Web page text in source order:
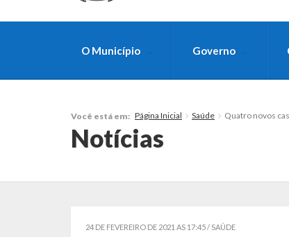
O Município Governo
Você está em: Página Inicial Saúde Quatro novos
Notícias
24 DE FEVEREIRO DE 2021 AS 17:45 / SAÚDE